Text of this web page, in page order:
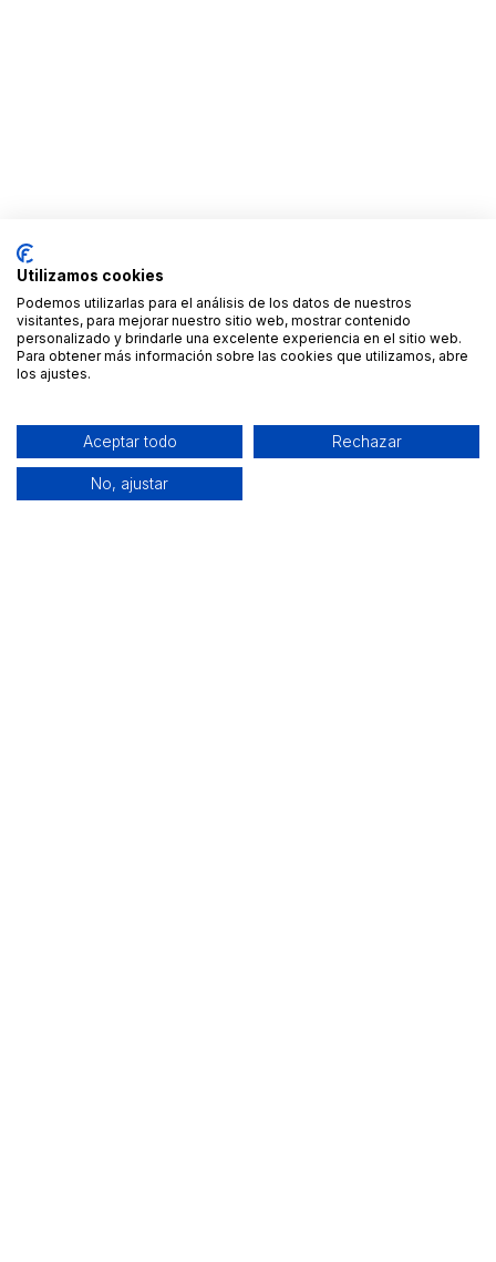
Utilizamos cookies
Podemos utilizarlas para el análisis de los datos de nuestros
visitantes, para mejorar nuestro sitio web, mostrar contenido
personalizado y brindarle una excelente experiencia en el sitio web.
Para obtener más información sobre las cookies que utilizamos, abre
los ajustes.
Aceptar todo Rechazar
No, ajustar